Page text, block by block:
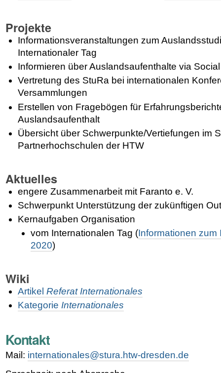
Projekte
Informationsveranstaltungen zum
Internationaler Tag
Informieren über Auslandsaufenthalte via
Vertretung des StuRa bei internationalen
Versammlungen
Erstellen von Fragebögen für
Auslandsaufenthalt
Übersicht über Schwerpunkte/Vertiefungen im
Partnerhochschulen der HTW
Aktuelles
engere Zusammenarbeit mit Faranto e. V.
Schwerpunkt Unterstützung der zukünftigen
Kernaufgaben Organisation
vom Internationalen Tag (Informationen zum
2020)
Wiki
ArtikelReferat Internationales
KategorieInternationales
Kontakt
Mail: internationales@stura.htw-dresden.de